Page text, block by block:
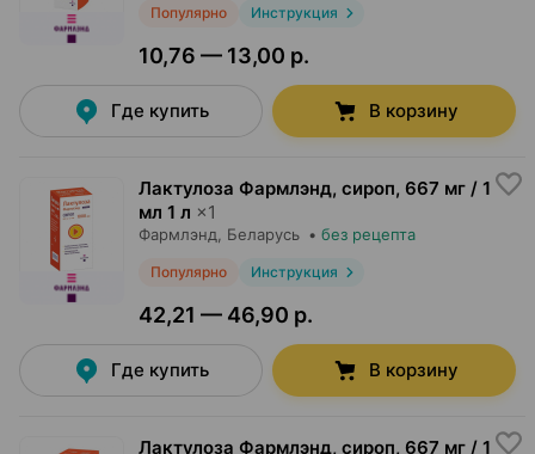
Популярно Инструкция
10,76 — 13,00 р.
Где купить В корзину
Лактулоза Фармлэнд, сироп, 667 мг / 1
мл 1 л ×1
Фармлэнд , Беларусь • без рецепта
Популярно Инструкция
42,21 — 46,90 р.
Где купить В корзину
Лактулоза Фармлэнд, сироп, 667 мг / 1